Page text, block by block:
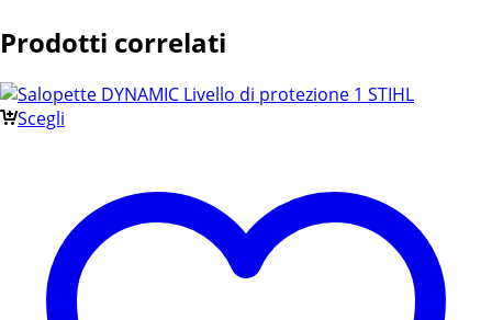
Prodotti correlati
Scegli